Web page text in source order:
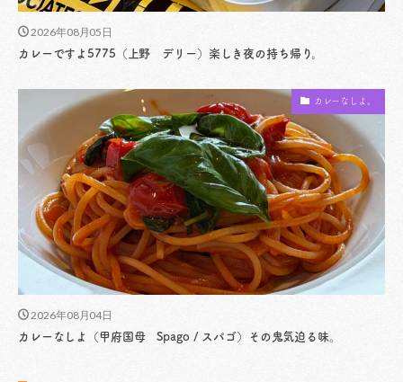
2026年08月05日
カレーですよ5775（上野 デリー）楽しき夜の持ち帰り。
カレーなしよ。
2026年08月04日
カレーなしよ（甲府国母 Spago / スパゴ）その鬼気迫る味。